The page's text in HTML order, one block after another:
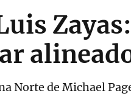
Norte de Michael